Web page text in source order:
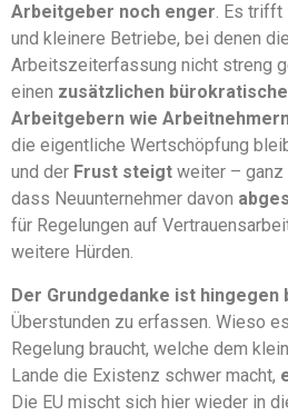
Arbeitgeber noch enger. Es trifft
und kleinere Betriebe, bei denen
Arbeitszeiterfassung nicht streng
einen zusätzlichen
Arbeitgebern wie
die eigentliche Wertschöpfung
und der Frust steigt weiter – ganz
dass Neuunternehmer davon
für Regelungen auf
weitere Hürden.
Der Grundgedanke ist
Überstunden zu erfassen. Wieso
Regelung braucht, welche dem
Lande die Existenz schwer macht,
Die EU mischt sich hier wieder in